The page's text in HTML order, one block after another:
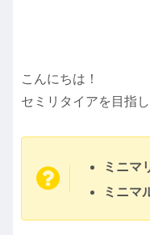
こんにちは！
セミリタイアを目指
ミニマ
ミニマ